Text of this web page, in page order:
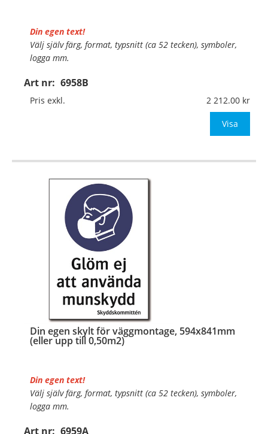
Art nr: 6958B
Din egen text!
Välj själv färg, format, typsnitt (ca 52 tecken), symboler,
logga mm.
Material:Kantvikt aluminium, 2mm (stolpmontage)
Mått:420x594mm (eller annat mått upp till 0,25m²)
Pris exkl. 2 212.00
Visa
Din egen skylt för väggmontage, 594x841mm
(eller upp till 0,50m2)
Art nr: 6959A
Din egen text!
Välj själv färg, format, typsnitt (ca 52 tecken), symboler,
logga mm.